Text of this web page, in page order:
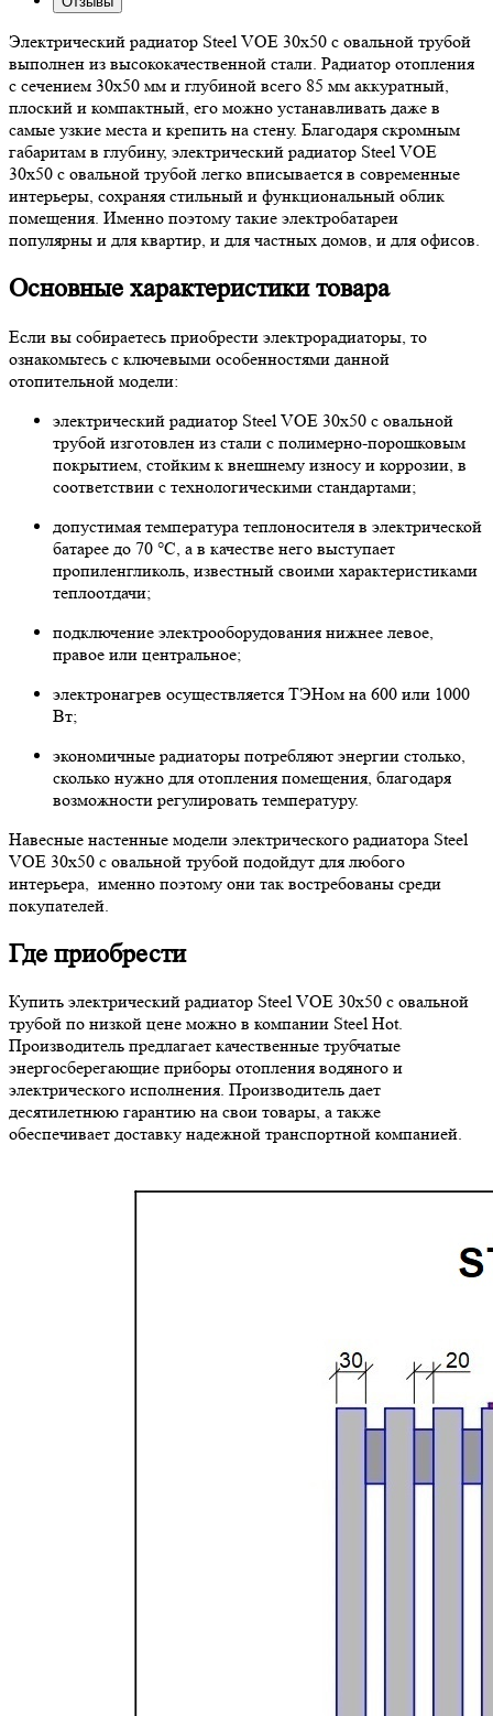
Электрический радиатор Steel VOE 30х50 с овальной трубой
выполнен из высококачественной стали. Радиатор отопления
с сечением 30х50 мм и глубиной всего 85 мм аккуратный,
плоский и компактный, его можно устанавливать даже в
самые узкие места и крепить на стену. Благодаря скромным
габаритам в глубину, электрический радиатор Steel VOE
30х50 с овальной трубой легко вписывается в современные
интерьеры, сохраняя стильный и функциональный облик
помещения. Именно поэтому такие электробатареи
популярны и для квартир, и для частных домов, и для офисов.
Основные характеристики товара
Если вы собираетесь приобрести электрорадиаторы, то
ознакомьтесь с ключевыми особенностями данной
отопительной модели:
электрический радиатор Steel VOE 30х50 с овальной
трубой изготовлен из стали с полимерно-порошковым
покрытием, стойким к внешнему износу и коррозии, в
соответствии с технологическими стандартами;
допустимая температура теплоносителя в электрической
батарее до 70 °C, а в качестве него выступает
пропиленгликоль, известный своими характеристиками
теплоотдачи;
подключение электрооборудования нижнее левое,
правое или центральное;
электронагрев осуществляется ТЭНом на 600 или 1000
Вт;
экономичные радиаторы потребляют энергии столько,
сколько нужно для отопления помещения, благодаря
возможности регулировать температуру.
Навесные настенные модели электрического радиатора Steel
VOE 30х50 с овальной трубой подойдут для любого
интерьера, именно поэтому они так востребованы среди
покупателей.
Где приобрести
Купить электрический радиатор Steel VOE 30х50 с овальной
трубой по низкой цене можно в компании Steel Hot.
Производитель предлагает качественные трубчатые
энергосберегающие приборы отопления водяного и
электрического исполнения. Производитель дает
десятилетнюю гарантию на свои товары, а также
обеспечивает доставку надежной транспортной компанией.